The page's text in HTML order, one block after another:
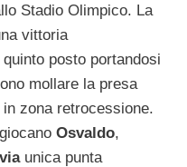
Stadio Olimpico. La
vittoria
quinto posto portandosi
mollare la presa
zona retrocessione.
Osvaldo,
unica punta